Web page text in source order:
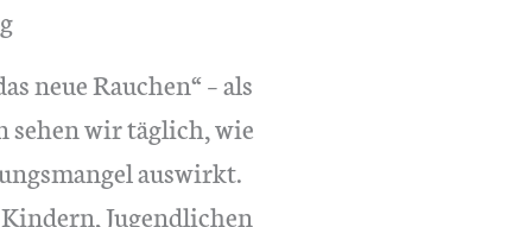
neue Rauchen“ – als
sehen wir täglich, wie
auswirkt.
Jugendlichen